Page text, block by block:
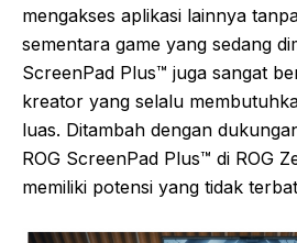
mengakses aplikasi lainnya
sementara game yang sedang
ScreenPad Plus™ juga sangat
kreator yang selalu
luas. Ditambah dengan
ROG ScreenPad Plus™ di ROG
memiliki potensi yang tidak